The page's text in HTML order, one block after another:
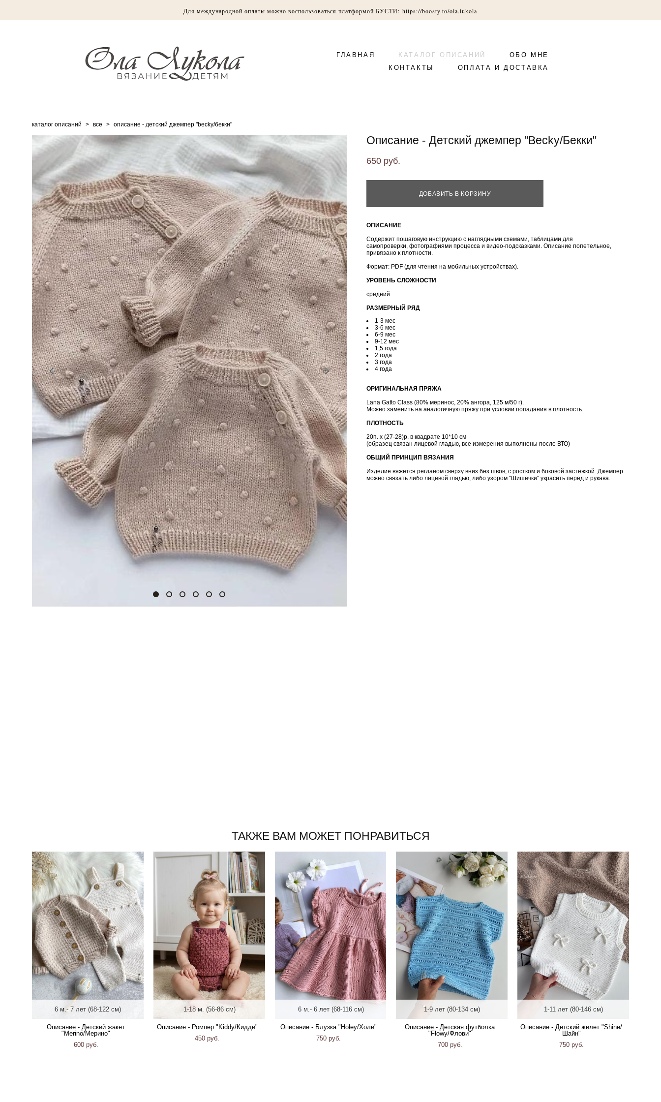
Для международной оплаты можно воспользоваться платформой БУСТИ:https://boosty.to/ola.lukola
ГЛАВНАЯ КАТАЛОГ ОПИСАНИЙ
ОБО МНЕ
КОНТАКТЫ
ОПЛАТА И ДОСТАВКА
каталог описаний > все > описание - детский джемпер "becky/бекки"
Описание - Детский джемпер "Becky/Бекки"
650 pуб.
ДОБАВИТЬ В КОРЗИНУ
ОПИСАНИЕ
Содержит пошаговую инструкцию с наглядными схемами, таблицами для
самопроверки, фотографиями процесса и видео-подсказками. Описание попетельное,
привязано к плотности.
Формат: PDF (для чтения на мобильных устройствах).
УРОВЕНЬ СЛОЖНОСТИ
средний
РАЗМЕРНЫЙ РЯД
1-3 мес
3-6 мес
6-9 мес
9-12 мес
1,5 года
2 года
3 года
4 года
ОРИГИНАЛЬНАЯ ПРЯЖА
Lana Gatto Class (80% меринос, 20% ангора, 125 м/50 г).
Можно заменить на аналогичную пряжу при условии попадания в плотность.
ПЛОТНОСТЬ
20п. х (27-28)р. в квадрате 10*10 см
(образец связан лицевой гладью, все измерения выполнены после ВТО)
ОБЩИЙ ПРИНЦИП ВЯЗАНИЯ
Изделие вяжется регланом сверху вниз без швов, с ростком и боковой застёжкой. Джемпер
можно связать либо лицевой гладью, либо узором "Шишечки" украсить перед и рукава.
ТАКЖЕ ВАМ МОЖЕТ ПОНРАВИТЬСЯ
6 м.- 7 лет (68-122 см)
Описание - Детский жакет
"Merino/Мерино"
600 pуб.
1-18 м. (56-86 см)
Описание - Ромпер "Kiddy/Кидди"
450 pуб.
6 м.- 6 лет (68-116 см)
Описание - Блузка "Holey/Холи"
750 pуб.
1-9 лет (80-134 см)
Описание - Детская футболка
"Flowy/Флови"
700 pуб.
1-11 лет (80-146 см)
Описание - Детский жилет "Shine/
Шайн"
750 pуб.